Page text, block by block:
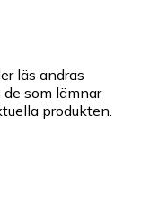
läs andras
som lämnar
produkten.